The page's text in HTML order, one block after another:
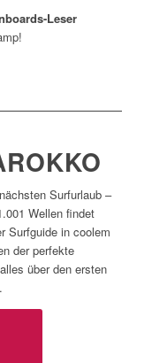
Leser
Surfurlaub –
Wellen findet
Surfguide in coolem
der perfekte
über den ersten